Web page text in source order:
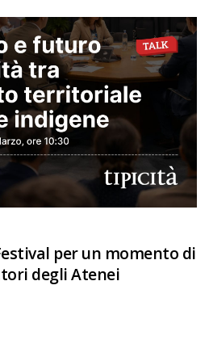
per un momento di
degli Atenei